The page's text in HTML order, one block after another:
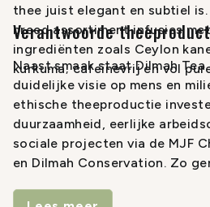
thee juist elegant en subtiel
breed assortiment infusies
ingrediënten zoals Ceylon
kurkuma; cafeïnevrij en vol
Verantwoorde
Naast smaak staat Dilmah Tea
duidelijke visie op mens en
ethische theeproductie
duurzaamheid, eerlijke
sociale projecten via de MJF
en Dilmah Conservation. Zo
goeds. Een collectie die